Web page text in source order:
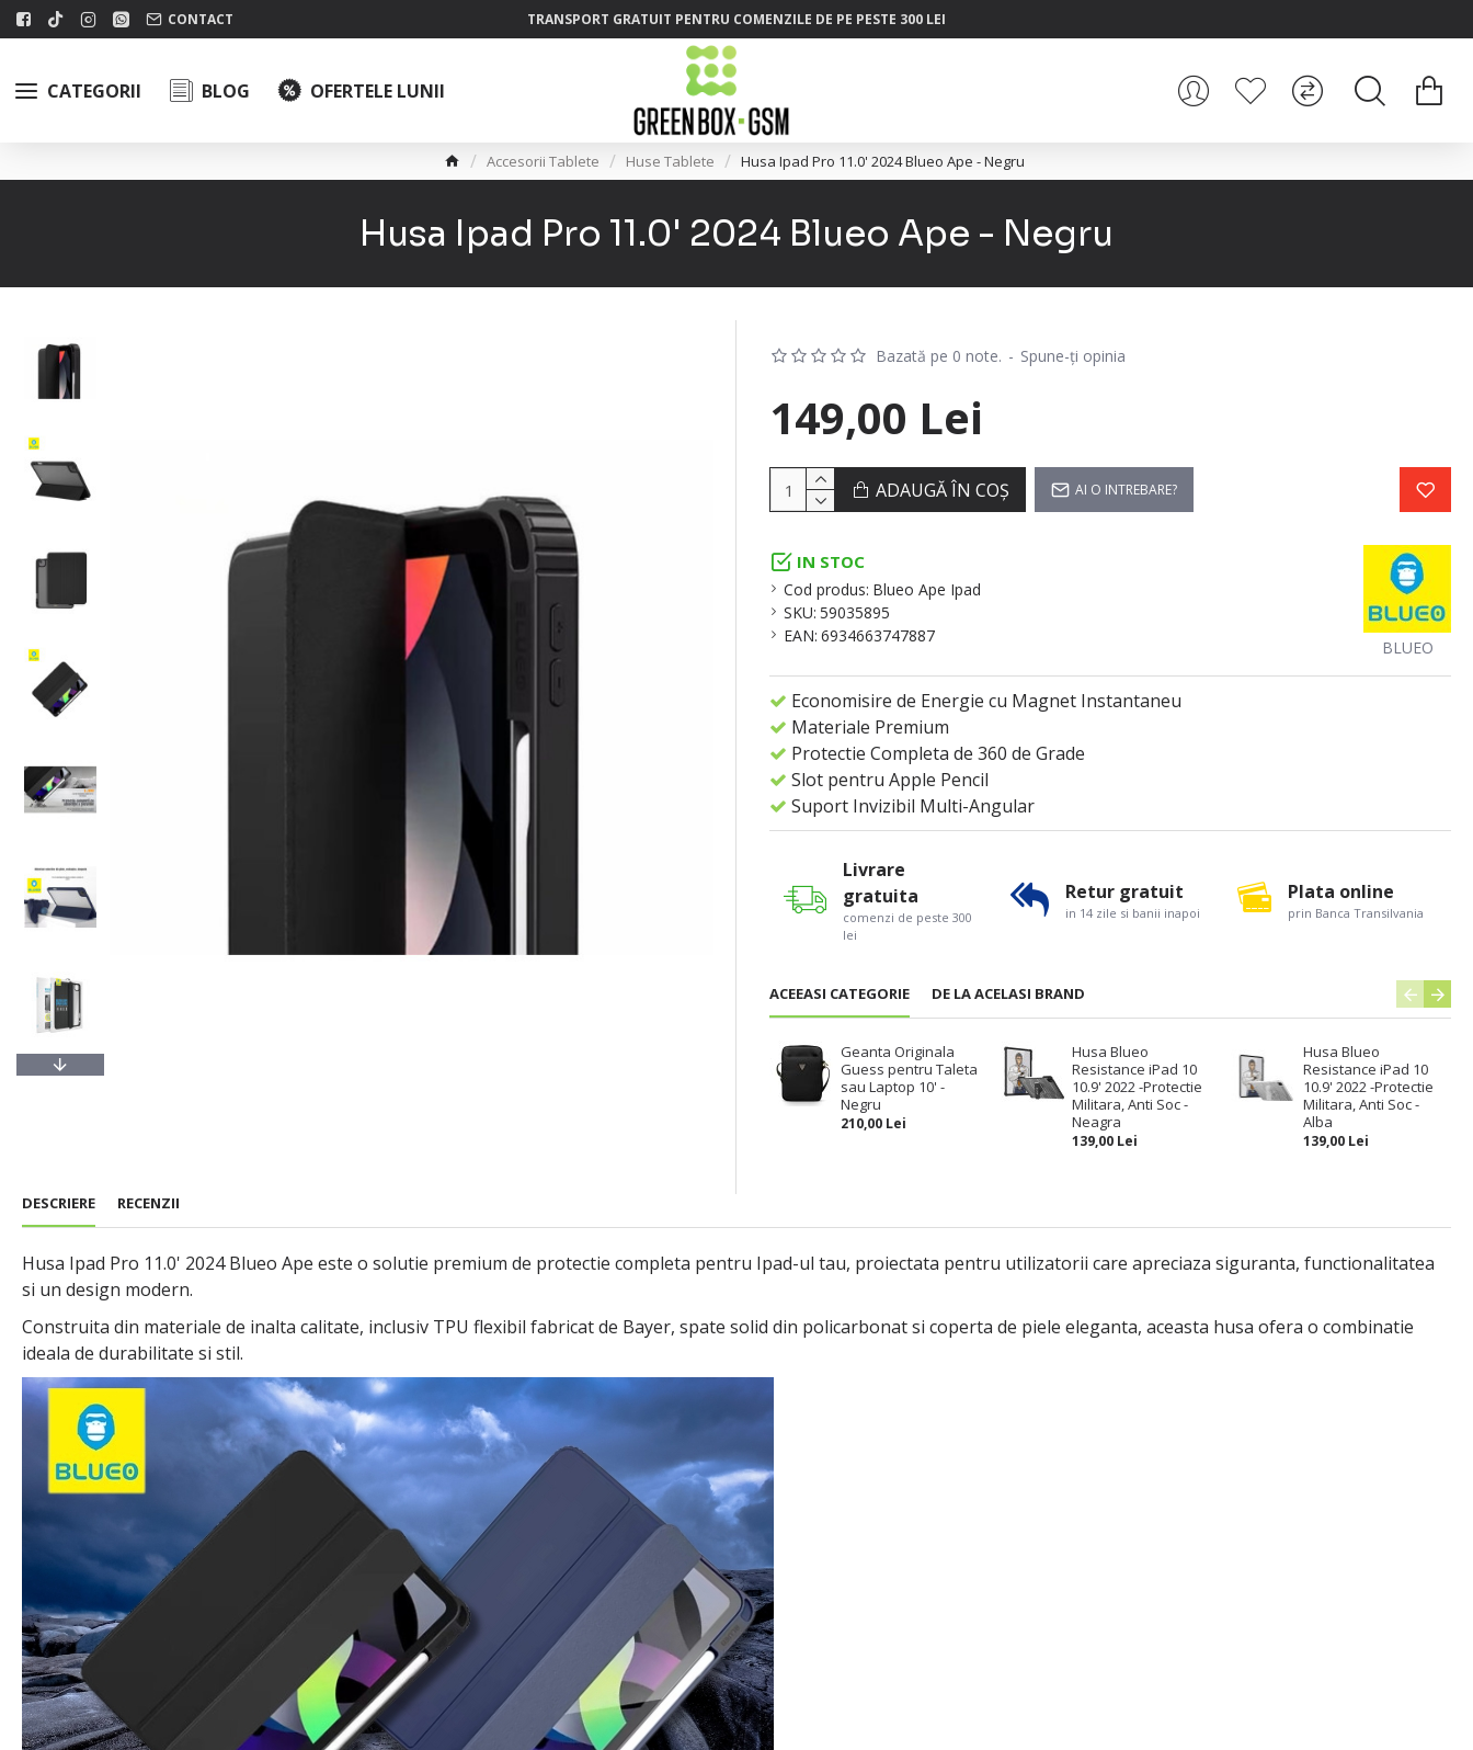
CONTACT TRANSPORT GRATUIT PENTRU COMENZILE DE PE PESTE 300 LEI
CATEGORII BLOG OFERTELE LUNII
Accesorii Tablete Huse Tablete Husa Ipad Pro 11.0' 2024 Blueo Ape - Negru
Husa Ipad Pro 11.0' 2024 Blueo Ape - Negru
IN STOC
Cod produs: Blueo Ape Ipad
SKU: 59035895
EAN: 6934663747887
BLUEO
Economisire de Energie cu Magnet Instantaneu
Materiale Premium
Protectie Completa de 360 de Grade
Slot pentru Apple Pencil
Suport Invizibil Multi-Angular
Bazată pe 0 note. - Spune-ţi opinia
149,00 Lei
ADAUGĂ ÎN COŞ AI O INTREBARE?
ACEEASI CATEGORIE DE LA ACELASI BRAND
Geanta Originala
Guess pentru Taleta
sau Laptop 10' -
Negru
210,00 Lei
Husa Blueo
Resistance iPad 10
10.9' 2022 -Protectie
Militara, Anti Soc -
Neagra
139,00 Lei
Husa Blueo
Resistance iPad 10
10.9' 2022 -Protectie
Militara, Anti Soc -
Alba
139,00 Lei
Livrare
gratuita
comenzi de peste 300
lei
Retur gratuit
in 14 zile si banii inapoi
Plata online
prin Banca Transilvania
DESCRIERE RECENZII
Husa Ipad Pro 11.0' 2024 Blueo Ape este o solutie premium de protectie completa pentru Ipad-ul tau, proiectata pentru utilizatorii care apreciaza siguranta, functionalitatea
si un design modern.
Construita din materiale de inalta calitate, inclusiv TPU flexibil fabricat de Bayer, spate solid din policarbonat si coperta de piele eleganta, aceasta husa ofera o combinatie
ideala de durabilitate si stil.